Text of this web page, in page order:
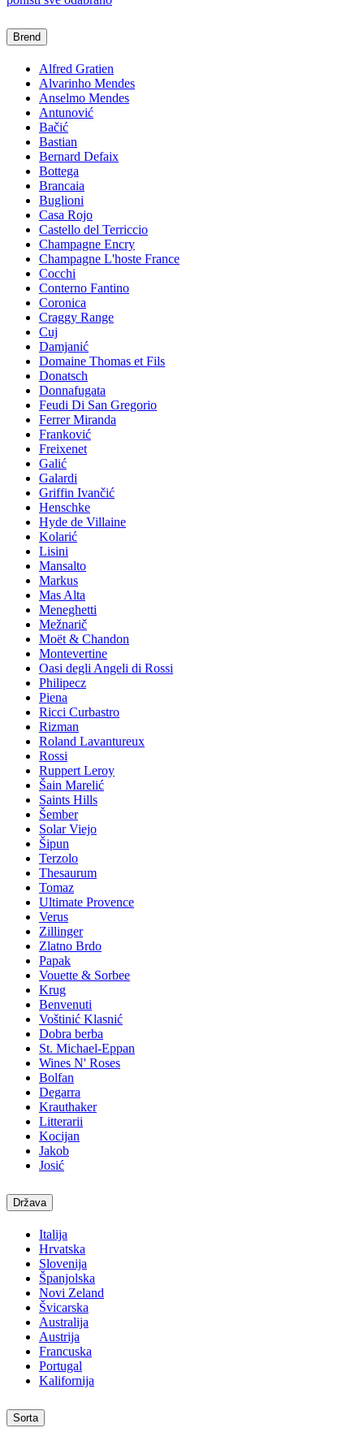
Brend
Alfred Gratien
Alvarinho Mendes
Anselmo Mendes
Antunović
Bačić
Bastian
Bernard Defaix
Bottega
Brancaia
Buglioni
Casa Rojo
Castello del Terriccio
Champagne Encry
Champagne L'hoste France
Cocchi
Conterno Fantino
Coronica
Craggy Range
Cuj
Damjanić
Domaine Thomas et Fils
Donatsch
Donnafugata
Feudi Di San Gregorio
Ferrer Miranda
Franković
Freixenet
Galić
Galardi
Griffin Ivančić
Henschke
Hyde de Villaine
Kolarić
Lisini
Mansalto
Markus
Mas Alta
Meneghetti
Mežnarič
Moët & Chandon
Montevertine
Oasi degli Angeli di Rossi
Philipecz
Piena
Ricci Curbastro
Rizman
Roland Lavantureux
Rossi
Ruppert Leroy
Šain Marelić
Saints Hills
Šember
Solar Viejo
Šipun
Terzolo
Thesaurum
Tomaz
Ultimate Provence
Verus
Zillinger
Zlatno Brdo
Papak
Vouette & Sorbee
Krug
Benvenuti
Voštinić Klasnić
Dobra berba
St. Michael-Eppan
Wines N' Roses
Bolfan
Degarra
Krauthaker
Litterarii
Kocijan
Jakob
Josić
Država
Italija
Hrvatska
Slovenija
Španjolska
Novi Zeland
Švicarska
Australija
Austrija
Francuska
Portugal
Kalifornija
Sorta